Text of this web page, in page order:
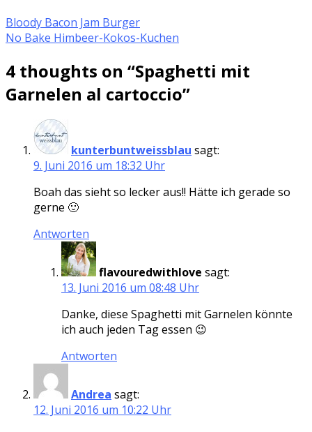
Bloody Bacon Jam Burger
No Bake Himbeer-Kokos-Kuchen
4 thoughts on “Spaghetti mit
Garnelen al cartoccio”
kunterbuntweissblau sagt:
9. Juni 2016 um 18:32 Uhr
Boah das sieht so lecker aus!! Hätte ich gerade so
gerne 🙂
Antworten
flavouredwithlove sagt:
13. Juni 2016 um 08:48 Uhr
Danke, diese Spaghetti mit Garnelen könnte
ich auch jeden Tag essen 😉
Antworten
Andrea sagt:
12. Juni 2016 um 10:22 Uhr